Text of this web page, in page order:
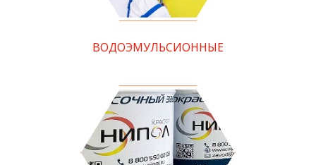
ВОДОЭМУЛЬСИОННЫЕ